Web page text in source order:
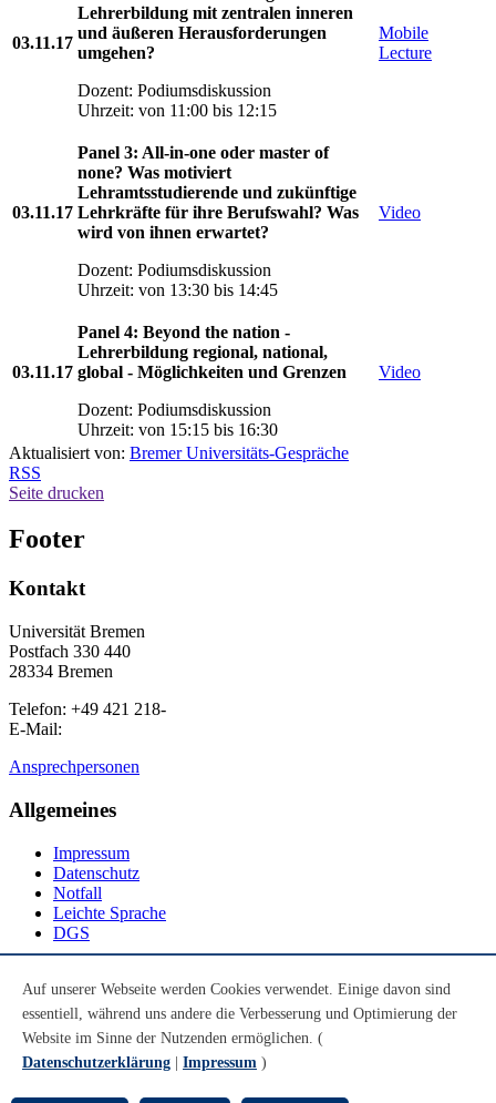
03.11.17
Lehrerbildung mit zentralen inneren
und äußeren Herausforderungen
umgehen?
Dozent: Podiumsdiskussion
Uhrzeit: von 11:00 bis 12:15
Mobile
Lecture
03.11.17
Panel 3: All-in-one oder master of
none? Was motiviert
Lehramtsstudierende und zukünftige
Lehrkräfte für ihre Berufswahl? Was
wird von ihnen erwartet?
Dozent: Podiumsdiskussion
Uhrzeit: von 13:30 bis 14:45
Video
03.11.17
Panel 4: Beyond the nation -
Lehrerbildung regional, national,
global - Möglichkeiten und Grenzen
Dozent: Podiumsdiskussion
Uhrzeit: von 15:15 bis 16:30
Video
Aktualisiert von: Bremer Universitäts-Gespräche
RSS
Seite drucken
Footer
Kontakt
Universität Bremen
Postfach 330 440
28334 Bremen
Telefon: +49 421 218-
E-Mail:
Ansprechpersonen
Allgemeines
Impressum
Datenschutz
Notfall
Leichte Sprache
DGS
Youtube
Instagram
LinkedIn
Auf unserer Webseite werden Cookies verwendet. Einige davon sind
essentiell, während uns andere die Verbesserung und Optimierung der
Website im Sinne der Nutzenden ermöglichen. (
Datenschutzerklärung
Impressum )